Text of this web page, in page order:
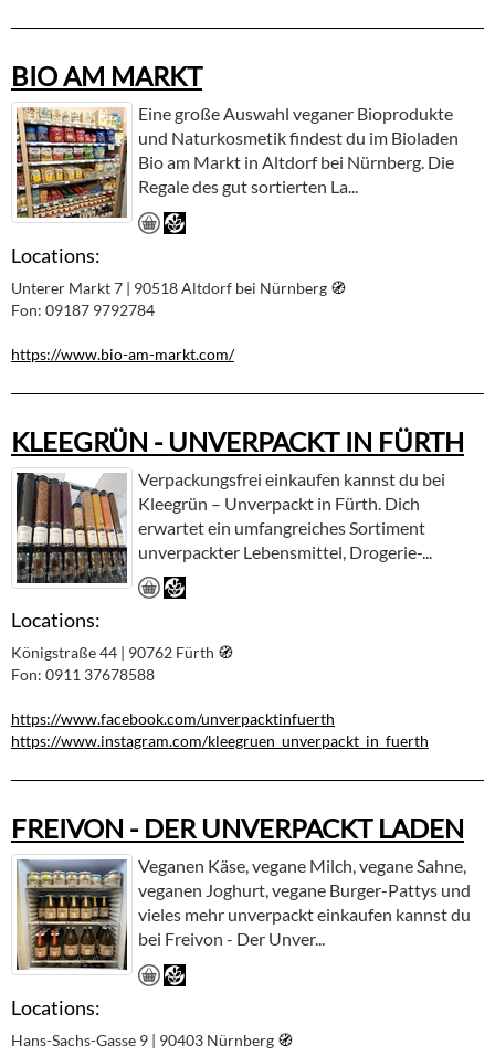
BIO AM MARKT
Eine große Auswahl veganer Bioprodukte
und Naturkosmetik findest du im Bioladen
Bio am Markt in Altdorf bei Nürnberg. Die
Regale des gut sortierten La...
Locations:
Unterer Markt 7 | 90518 Altdorf bei Nürnberg 🧭︎
Fon: 09187 9792784
https://www.bio-am-markt.com/
KLEEGRÜN - UNVERPACKT IN FÜRTH
Verpackungsfrei einkaufen kannst du bei
Kleegrün – Unverpackt in Fürth. Dich
erwartet ein umfangreiches Sortiment
unverpackter Lebensmittel, Drogerie-...
Locations:
Königstraße 44 | 90762 Fürth 🧭︎
Fon: 0911 37678588
https://www.facebook.com/unverpacktinfuerth
https://www.instagram.com/kleegruen_unverpackt_in_fuerth
FREIVON - DER UNVERPACKT LADEN
Veganen Käse, vegane Milch, vegane Sahne,
veganen Joghurt, vegane Burger-Pattys und
vieles mehr unverpackt einkaufen kannst du
bei Freivon - Der Unver...
Locations:
Hans-Sachs-Gasse 9 | 90403 Nürnberg 🧭︎